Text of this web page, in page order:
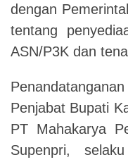
dengan
tentang
ASN/P3K dan
Penjabat Bupati
PT Mahakarya
Supenpri,